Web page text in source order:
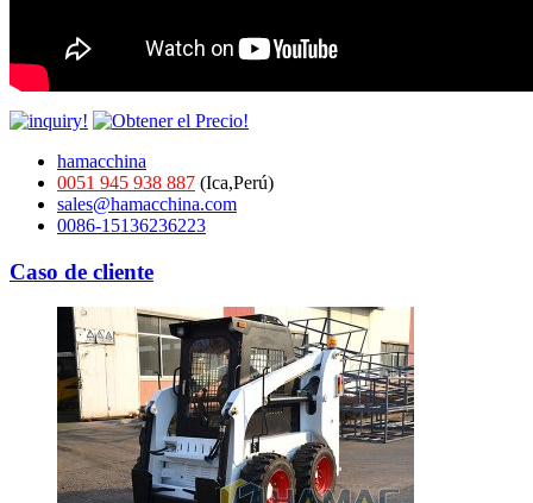
hamacchina
0051 945 938 887 (Ica,Perú)
sales@hamacchina.com
0086-15136236223
Caso de cliente